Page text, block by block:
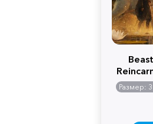
Размер: